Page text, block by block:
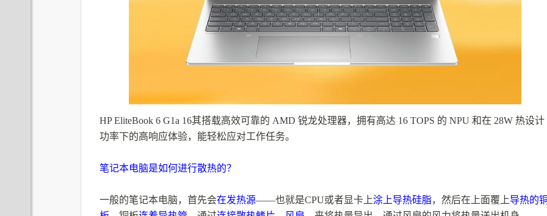
HP EliteBook 6 G1a 16其搭载高效可靠的 AMD 锐龙处理器，拥有高达 16 TOPS 的 NPU 和在 28W 热设计
功率下的高响应体验，能轻松应对工作任务。
笔记本电脑是如何进行散热的？
一般的笔记本电脑，首先会在发热源——也就是CPU或者显卡上涂上导热硅脂，然后在上面覆上导热的